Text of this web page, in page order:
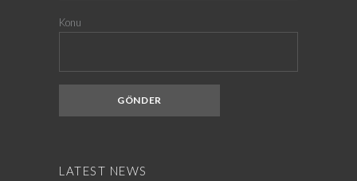
Konu
LATEST NEWS